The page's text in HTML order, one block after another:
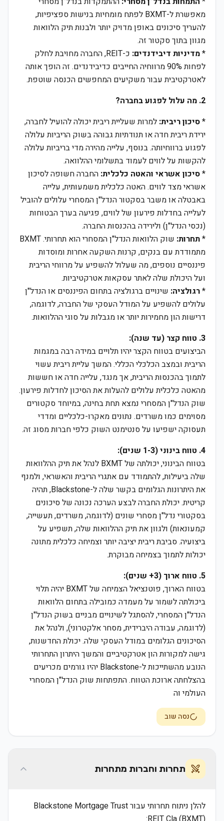
מאפשרת ל-BXMT לפתח מומחיות בנישות ספציפיות,
להעריך סיכונים באופן מדויק יותר ולבנות תיק הלוואות
מגוון בתוך סקטור זה.
*מדיניות דיבידנדים:
כ-REIT, החברה מחויבת לחלק
לפחות 90% מרווחיה החייבים כדיבידנדים. זה הופך אותה
לאטרקטיבית עבור משקיעים המחפשים הכנסה שוטפת.
2. מה עלול לפגוע בחברה?
*סיכון ריבית: למרות שעליית ריבית יכולה להועיל לחברה,
ירידת ריבית חדה או תנודתיות גבוהה בשוק הריביות עלולה
לפגוע ברווחיותה. בנוסף, עלייה מהירה מדי בריביות עלולה
להקשות על לווים לעמוד בתשלומי ההלוואה.
*סיכון אשראי והאטה כלכלית: החברה חשופה לסיכון
אשראי מצד לווים. האטה כלכלית משמעותית, עלייה
באבטלה או משבר בסקטור הנדל"ן המסחרי עלולים להוביל
לעלייה בחדלות פירעון של לווים, פגיעה בערך הבטוחות
(נכסי הנדל"ן) ולירידה בהכנסות החברה.
*תחרות:
שוק הלוואות הנדל"ן המסחרי הוא תחרותי. BXMT
מתמודדת עם בנקים, קרנות השקעה אחרות ומוסדות
פיננסיים נוספים, מה שעלול להשפיע על מרווחי הריבית
ועל היכולת שלה לאתר עסקאות אטרקטיביות.
*רגולציה: שינויים ברגולציה בתחום הפיננסים או הנדל"ן
עלולים להשפיע על המודל העסקי של החברה, לדוגמה,
דרישות הון מחמירות יותר או מגבלות על סוגי ההלוואות.
3. טווח קצר (עד שנה):
הביצועים בטווח הקצר יהיו תלויים במידה רבה במגמות
הריבית ובמצב הכלכלי הכללי. המשך עליית ריבית עשוי
לתמוך בהכנסות הריבית, אך מנגד, עלייה חדה או חששות
מהאטה כלכלית עלולים להעלות את הסיכון לחדלות פירעון.
שוק הנדל"ן המסחרי נמצא תחת בחינה, במיוחד סקטורים
מסוימים כמו משרדים. נתונים מאקרו-כלכליים ומדדי
תעסוקה ישפיעו על סנטימנט השוק כלפי חברות מסוג זה.
4. טווח בינוני (1-3 שנים):
בטווח הבינוני, יכולתה של BXMT לנהל את תיק ההלוואות
שלה ביעילות, להתמודד עם אתגרי הריבית והאשראי, ולמנף
את היתרונות הגלומים בקשר שלה ל-Blackstone, תהיה
קריטית. יכולת החברה לבצע הערכה נכונה של סיכונים
בסקטורי נדל"ן מסחרי שונים (לדוגמה, משרדים, תעשייה,
קמעונאות) ולגוון את תיק ההלוואות שלה, תשפיע על
ביצועיה. סביבת ריבית יציבה יותר וצמיחה כלכלית מתונה
יכולות לתמוך בצמיחה מבוקרת.
5. טווח ארוך (3+ שנים):
בטווח הארוך, פוטנציאל הצמיחה של BXMT יהיה תלוי
ביכולתה לשמור על מעמדה כמובילה בתחום הלוואות
הנדל"ן המסחרי, להסתגל לשינויים מבניים בשוק הנדל"ן
(לדוגמה, עבודה היברידית, מסחר אלקטרוני), ולנהל את
הסיכונים הגלומים במודל העסקי שלה. יכולת החדשנות,
גישה למקורות הון אטרקטיביים והמשך היתרון התחרותי
הנובע מהשתייכות ל-Blackstone יהיו גורמים מכריעים
בהצלחתה ארוכת הטווח. התפתחות שוק הנדל"ן המסחרי
העולמי וה
נסה שוב
תחרות וחברות מתחרות
להלן ניתוח תחרותי עבור Blackstone Mortgage Trust